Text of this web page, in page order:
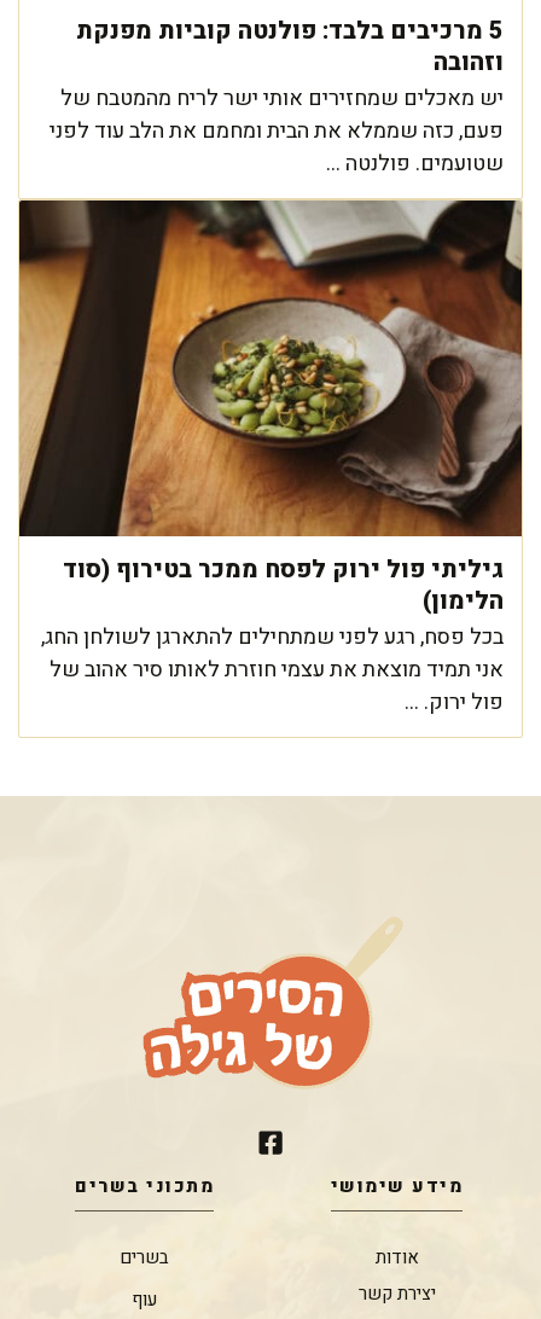
5 מרכיבים בלבד: פולנטה קוביות מפנקת
וזהובה
יש מאכלים שמחזירים אותי ישר לריח מהמטבח של
פעם, כזה שממלא את הבית ומחמם את הלב עוד לפני
שטועמים. פולנטה ...
גיליתי פול ירוק לפסח ממכר בטירוף (סוד
הלימון)
בכל פסח, רגע לפני שמתחילים להתארגן לשולחן החג,
אני תמיד מוצאת את עצמי חוזרת לאותו סיר אהוב של
פול ירוק. ...
מידע שימושי
אודות
יצירת קשר
מתכוני בשרים
בשרים
עוף